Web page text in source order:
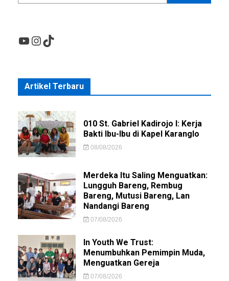
YouTube
Instagram
TikTok
Artikel Terbaru
010 St. Gabriel Kadirojo I: Kerja
Bakti Ibu-Ibu di Kapel Karanglo
08/08/2026
Merdeka Itu Saling Menguatkan:
Lungguh Bareng, Rembug
Bareng, Mutusi Bareng, Lan
Nandangi Bareng
07/08/2026
In Youth We Trust:
Menumbuhkan Pemimpin Muda,
Menguatkan Gereja
07/08/2026